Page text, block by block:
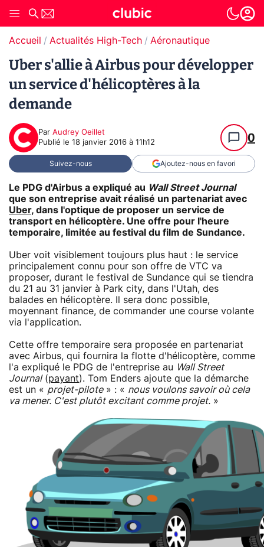
Accueil Actualités High-Tech Aéronautique
Uber s'allie à Airbus pour développer
un service d'hélicoptères à la
demande
Par Audrey Oeillet
Publié le 18 janvier 2016 à 11h12 0
Suivez-nous Ajoutez-nous en favori
Le PDG d'Airbus a expliqué au Wall Street Journal
que son entreprise avait réalisé un partenariat avec
Uber, dans l'optique de proposer un service de
transport en hélicoptère. Une offre pour l'heure
temporaire, limitée au festival du film de Sundance.
Uber voit visiblement toujours plus haut : le service
principalement connu pour son offre de VTC va
proposer, durant le festival de Sundance qui se tiendra
du 21 au 31 janvier à Park city, dans l'Utah, des
balades en hélicoptère. Il sera donc possible,
moyennant finance, de commander une course volante
via l'application.
Cette offre temporaire sera proposée en partenariat
avec Airbus, qui fournira la flotte d'hélicoptère, comme
l'a expliqué le PDG de l'entreprise au Wall Street
Journal(payant). Tom Enders ajoute que la démarche
est un « projet-pilote» : « nous voulons savoir où cela
va mener. C'est plutôt excitant comme projet. »